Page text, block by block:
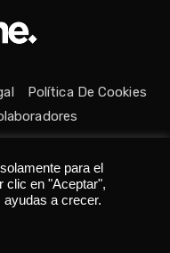
Política De Cookies
fundado con ❤ en
por
para el
clic en "Aceptar",
a crecer.